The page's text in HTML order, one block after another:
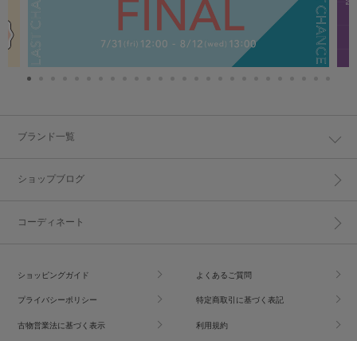
ブランド一覧
ショップブログ
コーディネート
ショッピングガイド よくあるご質問
プライバシーポリシー 特定商取引に基づく表記
古物営業法に基づく表示 利用規約